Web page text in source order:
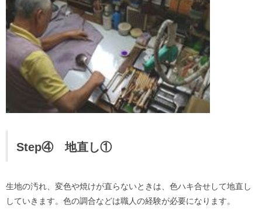
Step④ 地直し①
生地の汚れ、変色や焼けが直らないときは、色ハキ合せして地直し
していきます。色の調合などは職人の経験が必要になります。